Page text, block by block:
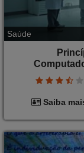
Saúde
Saiba